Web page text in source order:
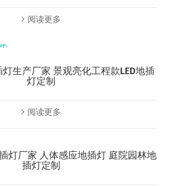
阅读更多
生产厂家 景观亮化工程款LED地插
灯定制
阅读更多
灯厂家 人体感应地插灯 庭院园林地
插灯定制